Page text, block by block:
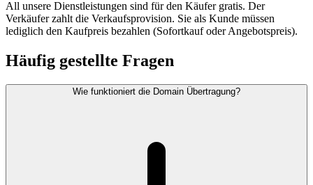
All unsere Dienstleistungen sind für den Käufer gratis. Der
Verkäufer zahlt die Verkaufsprovision. Sie als Kunde müssen
lediglich den Kaufpreis bezahlen (Sofortkauf oder Angebotspreis).
Häufig gestellte Fragen
Wie funktioniert die Domain Übertragung?